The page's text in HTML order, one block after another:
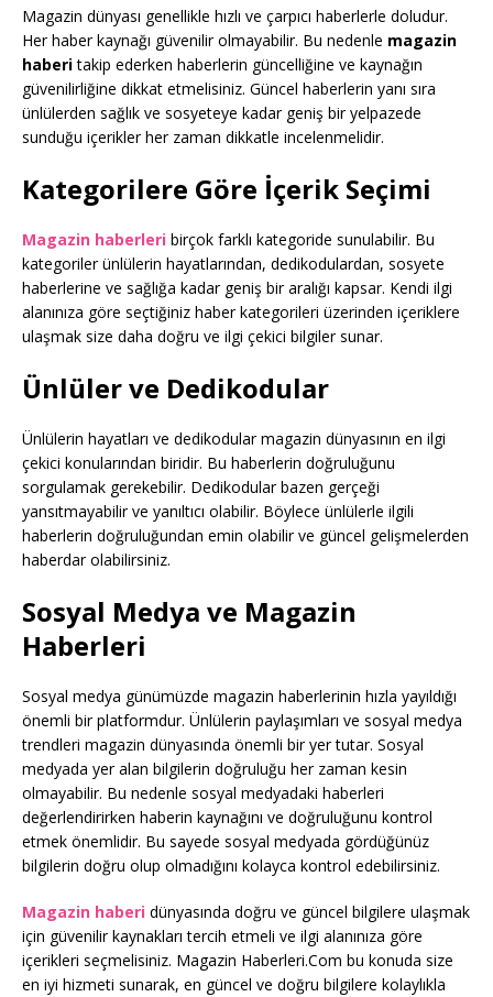
Magazin dünyası genellikle hızlı ve çarpıcı haberlerle doludur.
Her haber kaynağı güvenilir olmayabilir. Bu nedenle magazin
haberitakip ederken haberlerin güncelliğine ve kaynağın
güvenilirliğine dikkat etmelisiniz. Güncel haberlerin yanı sıra
ünlülerden sağlık ve sosyeteye kadar geniş bir yelpazede
sunduğu içerikler her zaman dikkatle incelenmelidir.
Kategorilere Göre İçerik Seçimi
Magazin haberleri birçok farklı kategoride sunulabilir. Bu
kategoriler ünlülerin hayatlarından, dedikodulardan, sosyete
haberlerine ve sağlığa kadar geniş bir aralığı kapsar. Kendi ilgi
alanınıza göre seçtiğiniz haber kategorileri üzerinden içeriklere
ulaşmak size daha doğru ve ilgi çekici bilgiler sunar.
Ünlüler ve Dedikodular
Ünlülerin hayatları ve dedikodular magazin dünyasının en ilgi
çekici konularından biridir. Bu haberlerin doğruluğunu
sorgulamak gerekebilir. Dedikodular bazen gerçeği
yansıtmayabilir ve yanıltıcı olabilir. Böylece ünlülerle ilgili
haberlerin doğruluğundan emin olabilir ve güncel gelişmelerden
haberdar olabilirsiniz.
Sosyal Medya ve Magazin
Haberleri
Sosyal medya günümüzde magazin haberlerinin hızla yayıldığı
önemli bir platformdur. Ünlülerin paylaşımları ve sosyal medya
trendleri magazin dünyasında önemli bir yer tutar. Sosyal
medyada yer alan bilgilerin doğruluğu her zaman kesin
olmayabilir. Bu nedenle sosyal medyadaki haberleri
değerlendirirken haberin kaynağını ve doğruluğunu kontrol
etmek önemlidir. Bu sayede sosyal medyada gördüğünüz
bilgilerin doğru olup olmadığını kolayca kontrol edebilirsiniz.
Magazin haberi dünyasında doğru ve güncel bilgilere ulaşmak
için güvenilir kaynakları tercih etmeli ve ilgi alanınıza göre
içerikleri seçmelisiniz. Magazin Haberleri.Com bu konuda size
en iyi hizmeti sunarak, en güncel ve doğru bilgilere kolaylıkla